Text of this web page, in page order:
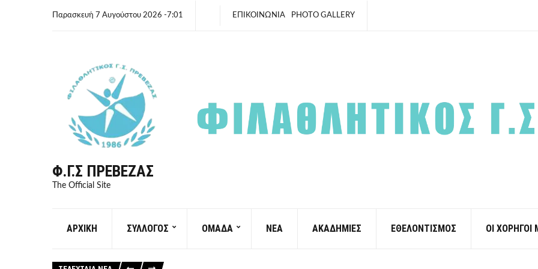
Παρασκευή 7 Αυγούστου 2026 -7:01 ΕΠΙΚΟΙΝΩΝΙΑ PHOTO GALLERY
Φ.Γ.Σ ΠΡΈΒΕΖΑΣ
The Official Site
ΑΡΧΙΚΗ ΣΥΛΛΟΓΟΣ ΟΜΑΔΑ ΝΕΑ ΑΚΑΔΗΜΙΕΣ ΕΘΕΛΟΝΤΙΣΜΟΣ ΟΙ ΧΟΡΗΓΟΙ